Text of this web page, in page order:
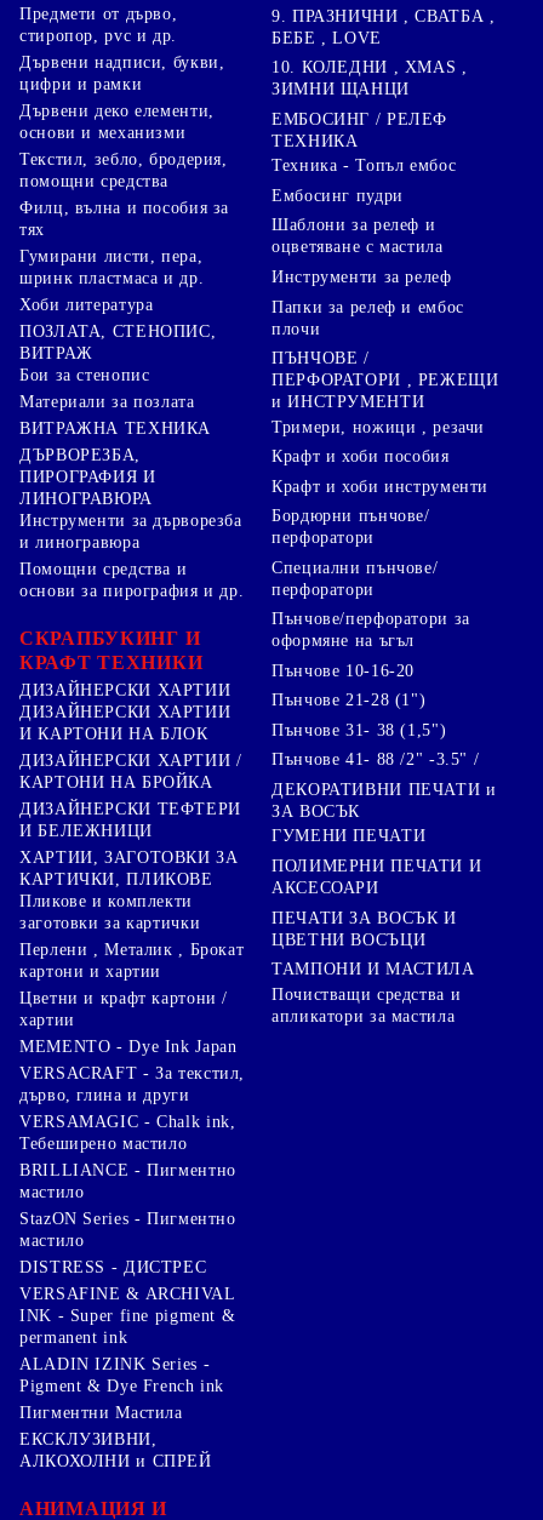
Предмети от дърво,
стиропор, pvc и др.
Дървени надписи, букви,
цифри и рамки
Дървени деко елементи,
основи и механизми
Текстил, зебло, бродерия,
помощни средства
Филц, вълна и пособия за
тях
Гумирани листи, пера,
шринк пластмаса и др.
Хоби литература
ПОЗЛАТА, СТЕНОПИС,
ВИТРАЖ
Бои за стенопис
Материали за позлата
ВИТРАЖНА ТЕХНИКА
ДЪРВОРЕЗБА,
ПИРОГРАФИЯ И
ЛИНОГРАВЮРА
Инструменти за дърворезба
и линогравюра
Помощни средства и
основи за пирография и др.
СКРАПБУКИНГ И
КРАФТ ТЕХНИКИ
ДИЗАЙНЕРСКИ ХАРТИИ
ДИЗАЙНЕРСКИ ХАРТИИ
И КАРТОНИ НА БЛОК
ДИЗАЙНЕРСКИ ХАРТИИ /
КАРТОНИ НА БРОЙКА
ДИЗАЙНЕРСКИ ТЕФТЕРИ
И БЕЛЕЖНИЦИ
ХАРТИИ, ЗАГОТОВКИ ЗА
КАРТИЧКИ, ПЛИКОВЕ
Пликове и комплекти
заготовки за картички
Перлени , Металик , Брокат
картони и хартии
Цветни и крафт картони /
хартии
9. ПРАЗНИЧНИ , СВАТБА ,
БЕБЕ , LOVE
10. КОЛЕДНИ , XMAS ,
ЗИМНИ ЩАНЦИ
ЕМБОСИНГ / РЕЛЕФ
ТЕХНИКА
Техника - Топъл ембос
Ембосинг пудри
Шаблони за релеф и
оцветяване с мастила
Инструменти за релеф
Папки за релеф и ембос
плочи
ПЪНЧОВЕ /
ПЕРФОРАТОРИ , РЕЖЕЩИ
и ИНСТРУМЕНТИ
Тримери, ножици , резачи
Крафт и хоби пособия
Крафт и хоби инструменти
Бордюрни пънчове/
перфоратори
Специални пънчове/
перфоратори
Пънчове/перфоратори за
оформяне на ъгъл
Пънчове 10-16-20
Пънчове 21-28 (1")
Пънчове 31- 38 (1,5")
Пънчове 41- 88 /2" -3.5" /
ДЕКОРАТИВНИ ПЕЧАТИ и
ЗА ВОСЪК
ГУМЕНИ ПЕЧАТИ
ПОЛИМЕРНИ ПЕЧАТИ И
АКСЕСОАРИ
ПЕЧАТИ ЗА ВОСЪК И
ЦВЕТНИ ВОСЪЦИ
ТАМПОНИ И МАСТИЛА
Почистващи средства и
апликатори за мастила
MEMENTO - Dye Ink Japan
VERSACRAFT - За текстил,
дърво, глина и други
VERSAMAGIC - Chalk ink,
Тебеширено мастило
BRILLIANCE - Пигментно
мастило
StazON Series - Пигментно
мастило
DISTRESS - ДИСТРЕС
VERSAFINE & ARCHIVAL
INK - Super fine pigment &
permanent ink
ALADIN IZINK Series -
Pigment & Dye French ink
Пигментни Мастила
ЕКСКЛУЗИВНИ,
АЛКОХОЛНИ и СПРЕЙ
АНИМАЦИЯ И